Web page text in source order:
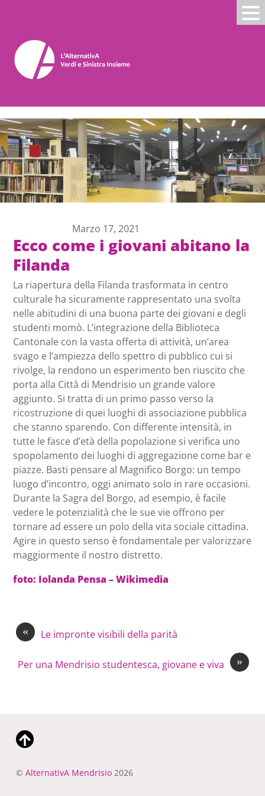
Marzo 17, 2021
Ecco come i giovani abitano la
Filanda
La riapertura della Filanda trasformata in centro
culturale ha sicuramente rappresentato una svolta
nelle abitudini di una buona parte dei giovani e degli
studenti momò. L’integrazione della Biblioteca
Cantonale con la vasta offerta di attività, un’area
svago e l’ampiezza dello spettro di pubblico cui si
rivolge, la rendono un esperimento ben riuscito che
porta alla Città di Mendrisio un grande valore
aggiunto. Si tratta di un primo passo verso la
ricostruzione di quei luoghi di associazione pubblica
che stanno sparendo. Con differente intensità, in
tutte le fasce d’età della popolazione si verifica uno
spopolamento dei luoghi di aggregazione come bar e
piazze. Basti pensare al Magnifico Borgo: un tempo
luogo d’incontro, oggi animato solo in rare occasioni.
Durante la Sagra del Borgo, ad esempio, è facile
vedere le potenzialità che le sue vie offrono per
tornare ad essere un polo della vita sociale cittadina.
Agire in questo senso è fondamentale per valorizzare
maggiormente il nostro distretto.
foto: Iolanda Pensa – Wikimedia
« Le impronte visibili della parità
»
Per una Mendrisio studentesca, giovane e viva
©AlternativA Mendrisio 2026